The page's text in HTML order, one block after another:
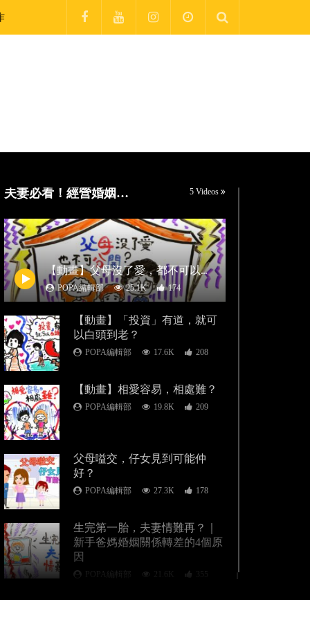
夫妻必看！經營婚姻，沒捷徑 5 Videos
【
動畫】父母沒了愛，都不可以分開？
POPA編輯部 25.1K 174
【動畫】「投資」有道，就可
以白頭到老？
POPA編輯部 17.6K 208
【動畫】相愛容易，相處難？
POPA編輯部 19.8K 209
父母嗌交，仔女見到可能仲
好？
POPA編輯部 27.3K 178
生完第一胎，夫妻情難再？｜
新手爸媽婚姻關係轉差的4個原
因
POPA編輯部 21.6K 355